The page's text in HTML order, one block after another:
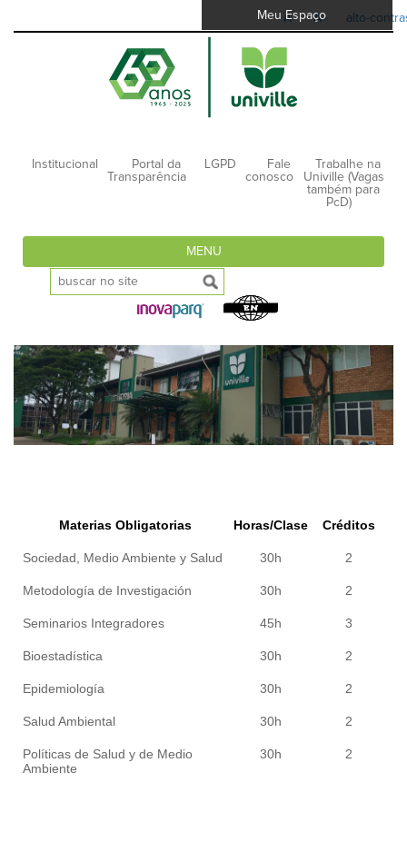
A- A+ alto-
Meu Espaço
Institucional
Portal da
Transparência
LGPD
Fale
conosco
Trabalhe na
Univille (Vagas
também para
PcD)
MENU
Materias Obligatorias Horas/Clase Créditos
Sociedad, Medio Ambiente y Salud 30h 2
Metodología de Investigación 30h 2
Seminarios Integradores 45h 3
Bioestadística 30h 2
Epidemiología 30h 2
Salud Ambiental 30h 2
Políticas de Salud y de Medio
Ambiente
30h 2